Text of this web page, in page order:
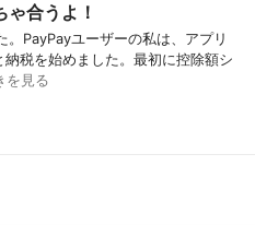
合うよ！
PayPayユーザーの私は、アプリ
納税を始めました。最初に控除額シ
を見る